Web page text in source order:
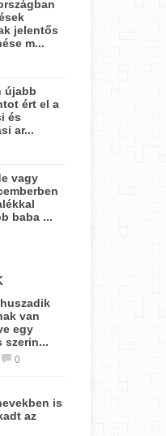
jelentős
m...
újabb
ért el a
és
ar...
vagy
baba ...
van
egy
szerin...
0
is
az